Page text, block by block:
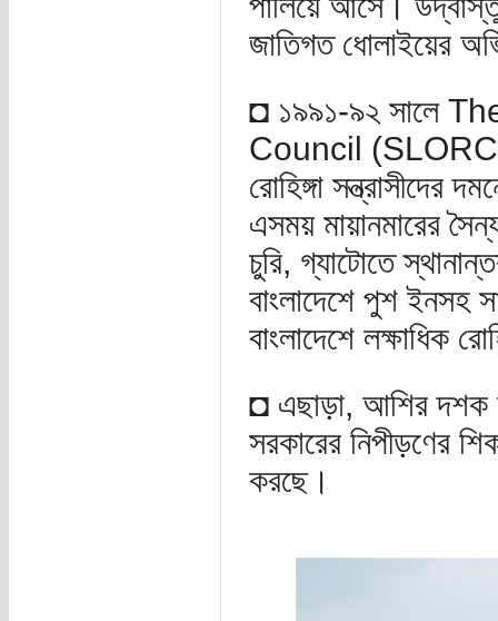
জাতিগত ধোলাইয়ের
◘ ১৯৯১-৯২ সালে
Council (SLORC)
রোহিঙ্গা সন্ত্রাসীদের
এসময় মায়ানমারের
চুরি, গ্যাটোতে
বাংলাদেশে পুশ ইনসহ
বাংলাদেশে লক্ষাধিক
◘ এছাড়া, আশির দশক
সরকারের নিপীড়ণের
করছে।